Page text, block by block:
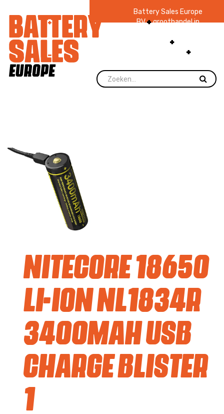
Battery Sales Europe
BV groothandel in
zaklampen Ruim 48
jaar ervaring
voorraad.
Nitecore 18650
li-ion NL1834R
3400mAh USB
charge blister
1